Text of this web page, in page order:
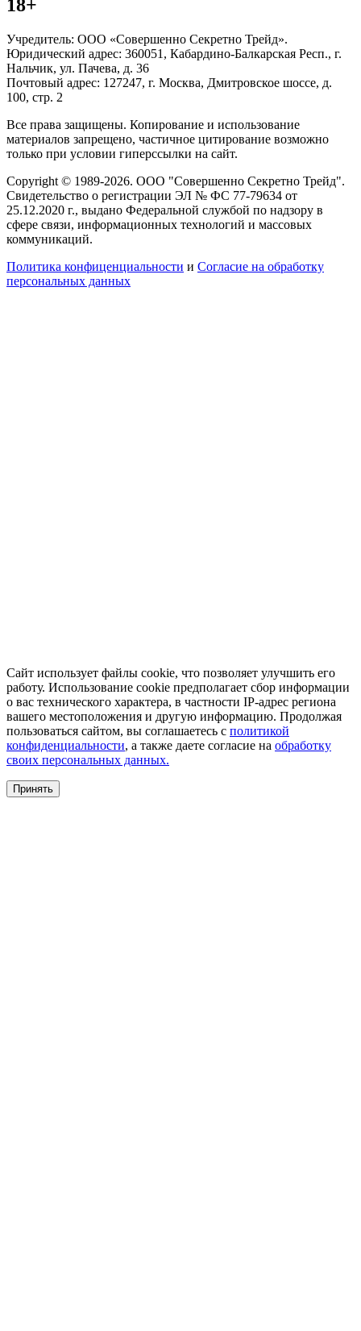
18+
Учредитель: ООО «Совершенно Секретно Трейд».
Юридический адрес: 360051, Кабардино-Балкарская Респ., г.
Нальчик, ул. Пачева, д. 36
Почтовый адрес: 127247, г. Москва, Дмитровское шоссе, д.
100, стр. 2
Все права защищены. Копирование и использование
материалов запрещено, частичное цитирование возможно
только при условии гиперссылки на сайт.
Copyright © 1989-2026. ООО "Совершенно Секретно Трейд".
Свидетельство о регистрации ЭЛ № ФС 77-79634 от
25.12.2020 г., выдано Федеральной службой по надзору в
сфере связи, информационных технологий и массовых
коммуникаций.
Политика конфиценциальности и Согласие на обработку
персональных данных
Сайт использует файлы cookie, что позволяет улучшить его
работу. Использование cookie предполагает сбор информации
о вас технического характера, в частности IP-адрес региона
вашего местоположения и другую информацию. Продолжая
пользоваться сайтом, вы соглашаетесь с политикой
конфиденциальности, а также даете согласие на обработку
своих персональных данных.
Принять